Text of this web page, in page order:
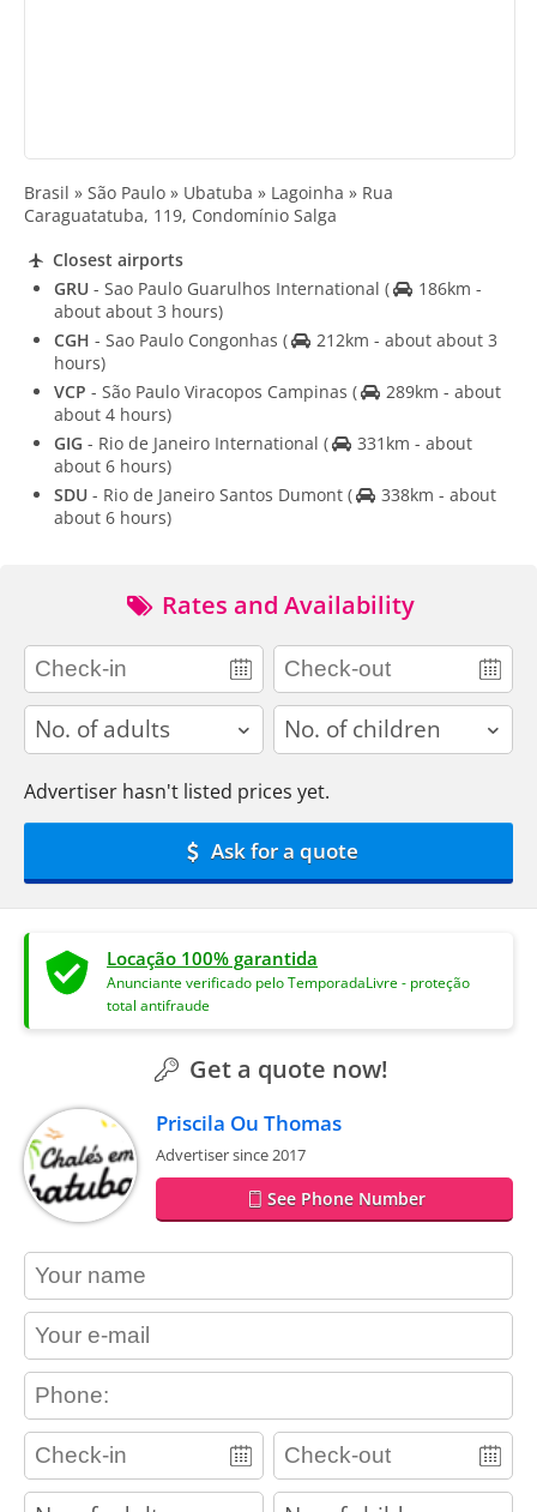
Brasil » São Paulo » Ubatuba » Lagoinha » Rua
Caraguatatuba, 119, Condomínio Salga
Closest airports
GRU - Sao Paulo Guarulhos International (
186km -
about about 3 hours)
CGH - Sao Paulo Congonhas (
212km - about about 3
hours)
VCP - São Paulo Viracopos Campinas (
289km - about
about 4 hours)
GIG - Rio de Janeiro International (
331km - about
about 6 hours)
SDU - Rio de Janeiro Santos Dumont (
338km - about
about 6 hours)
Rates and Availability
adults children
Advertiser hasn't listed prices yet.
Ask for a quote
Locação 100% garantida
Anunciante verificado pelo TemporadaLivre - proteção
total antifraude
Get a quote now!
Priscila Ou Thomas
Advertiser since 2017
See Phone Number
contact_name
contact_email
contact_phone
adults children